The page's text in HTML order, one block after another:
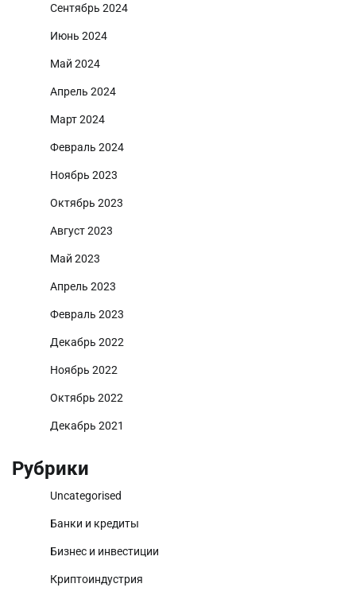
Сентябрь 2024
Июнь 2024
Май 2024
Апрель 2024
Март 2024
Февраль 2024
Ноябрь 2023
Октябрь 2023
Август 2023
Май 2023
Апрель 2023
Февраль 2023
Декабрь 2022
Ноябрь 2022
Октябрь 2022
Декабрь 2021
Рубрики
Uncategorised
Банки и кредиты
Бизнес и инвестиции
Криптоиндустрия